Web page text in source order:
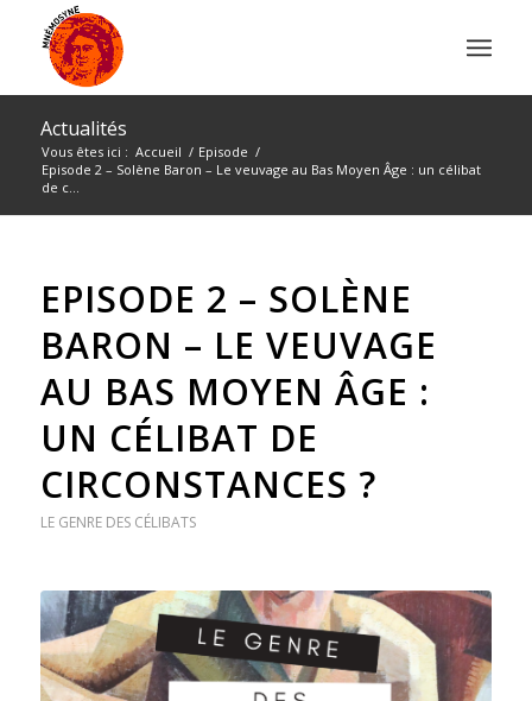
Actualités
Vous êtes ici : Accueil / Episode /
Episode 2 – Solène Baron – Le veuvage au Bas Moyen Âge : un célibat
de c...
EPISODE 2 – SOLÈNE
BARON – LE VEUVAGE
AU BAS MOYEN ÂGE :
UN CÉLIBAT DE
CIRCONSTANCES ?
LE GENRE DES CÉLIBATS